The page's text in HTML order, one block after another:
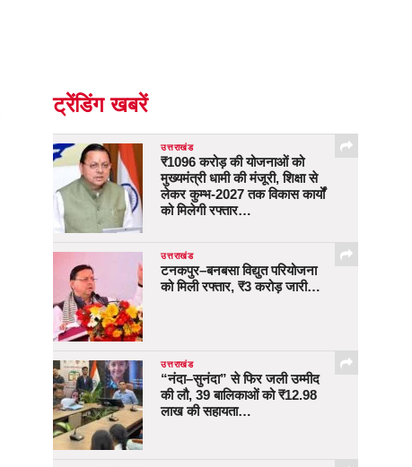
ट्रेंडिंग खबरें
उत्तराखंड
₹1096 करोड़ की योजनाओं को
मुख्यमंत्री धामी की मंजूरी, शिक्षा से
लेकर कुम्भ-2027 तक विकास कार्यों
को मिलेगी रफ्तार…
उत्तराखंड
टनकपुर–बनबसा विद्युत परियोजना
को मिली रफ्तार, ₹3 करोड़ जारी…
उत्तराखंड
“नंदा–सुनंदा” से फिर जली उम्मीद
की लौ, 39 बालिकाओं को ₹12.98
लाख की सहायता…